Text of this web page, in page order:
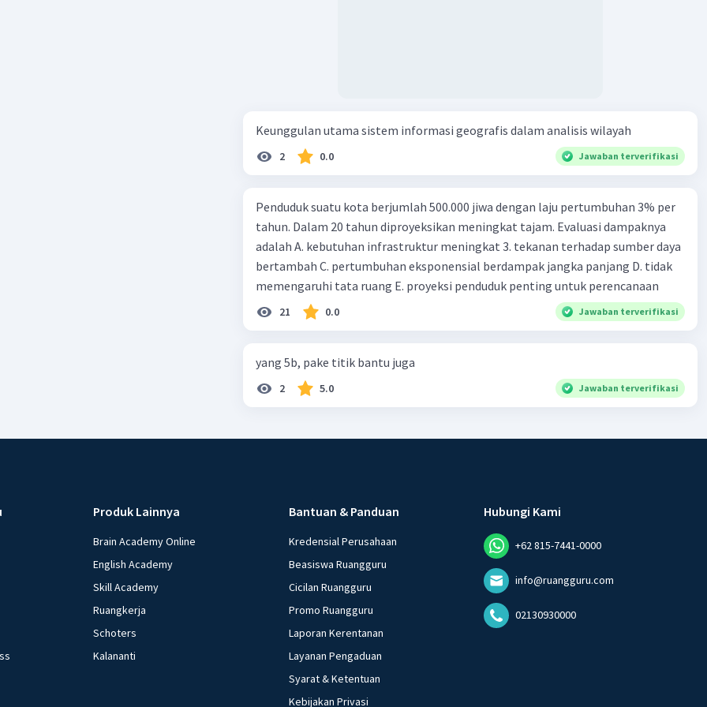
Keunggulan utama sistem informasi geografis dalam analisis wilayah
2 0.0 Jawaban terverifikasi
Penduduk suatu kota berjumlah 500.000 jiwa dengan laju pertumbuhan 3% per
tahun. Dalam 20 tahun diproyeksikan meningkat tajam. Evaluasi dampaknya
adalah A. kebutuhan infrastruktur meningkat 3. tekanan terhadap sumber daya
bertambah C. pertumbuhan eksponensial berdampak jangka panjang D. tidak
memengaruhi tata ruang E. proyeksi penduduk penting untuk perencanaan
21 0.0 Jawaban terverifikasi
yang 5b, pake titik bantu juga
2 5.0 Jawaban terverifikasi
Produk Lainnya
Brain Academy Online
English Academy
Skill Academy
Ruangkerja
Schoters
Kalananti
Bantuan & Panduan
Kredensial Perusahaan
Beasiswa Ruangguru
Cicilan Ruangguru
Promo Ruangguru
Laporan Kerentanan
Layanan Pengaduan
Syarat & Ketentuan
Kebijakan Privasi
Hubungi Kami
+62 815-7441-0000
info@ruangguru.com
02130930000